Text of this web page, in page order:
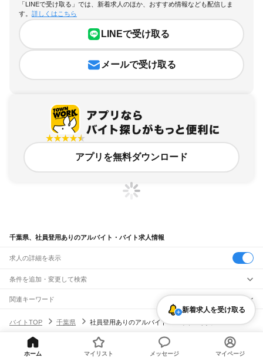
「LINEで受け取る」では、新着求人のほか、おすすめ情報なども配信しま
す。 詳しくはこちら
LINEで受け取る
メールで受け取る
アプリを無料ダウンロード
千葉県、社員登用ありのアルバイト・バイト求人情報
求人の詳細を表示
条件を追加・変更して検索
市区町村を追加・変更
千葉県すべて
中央区
若葉区
銚子市 館山市 木更津市 松戸市野田市 茂原市 佐倉市 東金市
駅を追加・変更
JR武蔵野線
南流山駅
新八柱駅 東松戸駅 市川大野駅船橋法典駅
職種を追加・変更
飲食・フードサービス
関連キーワード
千葉県 社員登用あり 正社員登用
千葉県 正社員 社員登用 千葉県 社員登用あり 備品
バイトTOP 千葉県 社員登用ありのアルバイト・バイト・求人
新着求人を受け取る
ヘルプ・お問い合わせ サイトマップ 利用規約・プライバシーポリシー
ホーム マイリスト メッセージ マイページ